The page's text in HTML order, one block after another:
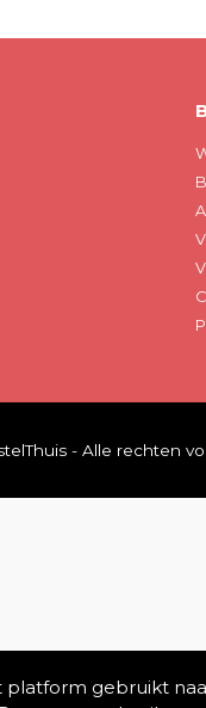
- Alle rechten
platform gebruikt